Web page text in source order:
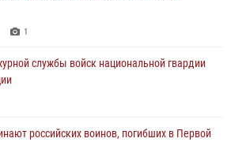
1
службы войск национальной гвардии
российских воинов, погибших в Первой